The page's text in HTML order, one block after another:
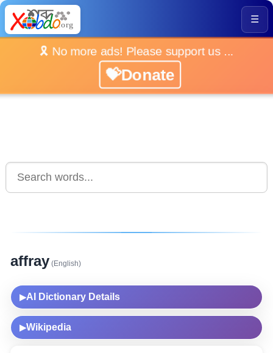
☰
🎗️ No more ads! Please support us ...
💝Donate
affray (English)
▶AI Dictionary Details
▶Wikipedia